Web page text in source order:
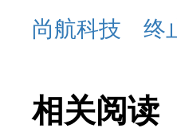
尚航科技 终
相关阅读